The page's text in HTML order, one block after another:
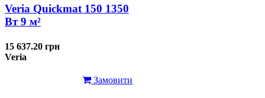
Veria Quickmat 150 1350
Вт 9 м²
15 637.20 грн
Veria
Замовити